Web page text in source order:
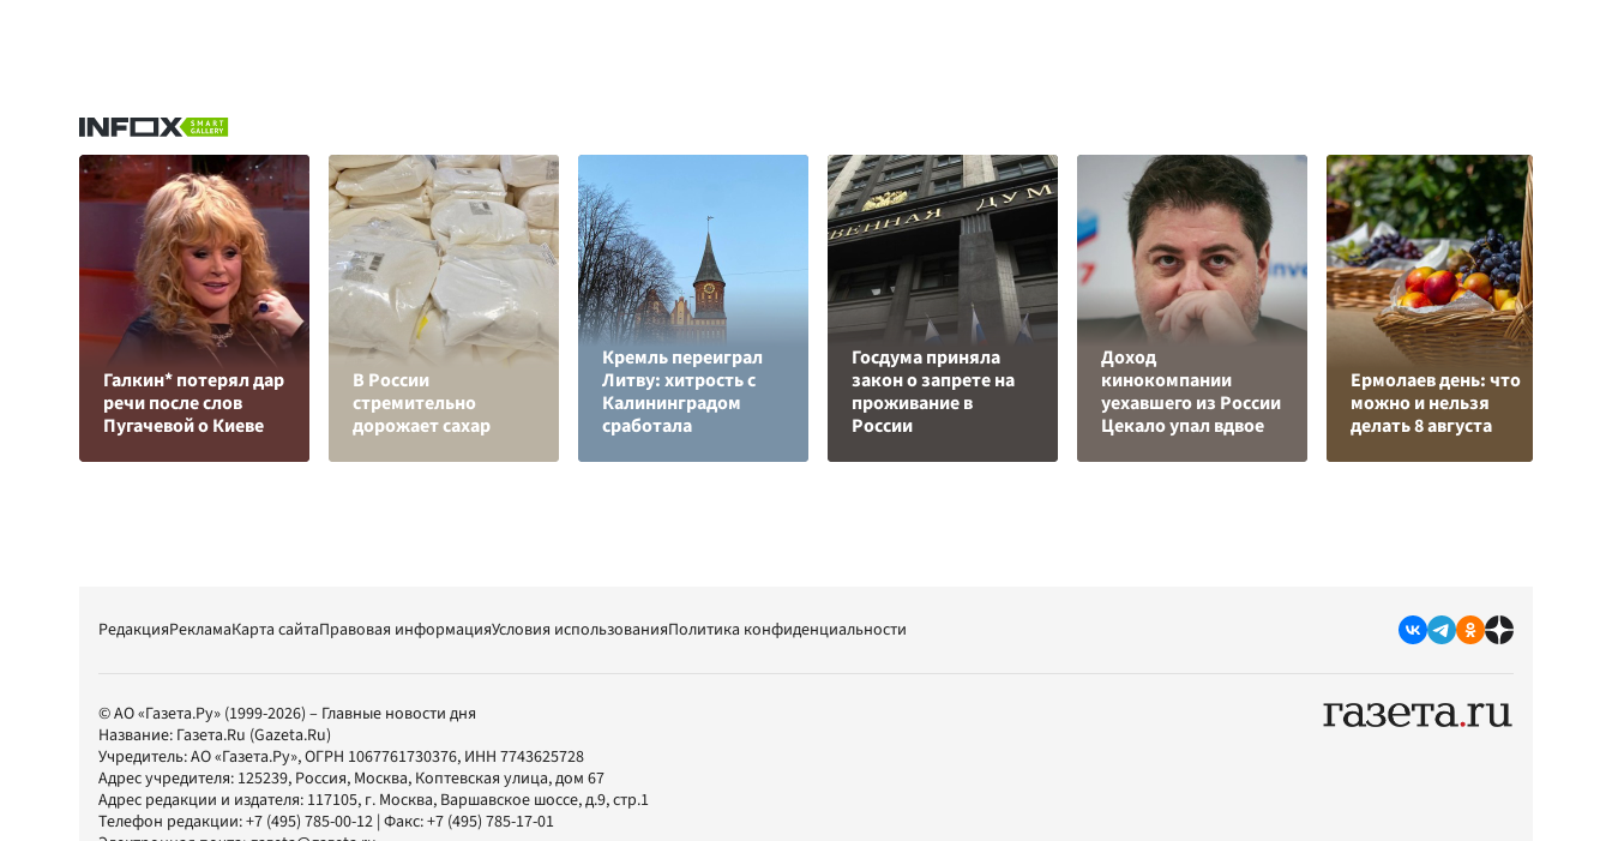
Галкин* потерял дар
речи после слов
Пугачевой о Киеве
В России
стремительно
дорожает сахар
Кремль переиграл
Литву: хитрость с
Калининградом
сработала
Госдума приняла
закон о запрете на
проживание в
России
Доход
кинокомпании
уехавшего из России
Цекало упал вдвое
Ермолаев день: что
можно и нельзя
делать 8 августа
РедакцияРекламаКарта сайтаПравовая информацияУсловия использованияПолитика конфиденциальности
© АО «Газета.Ру» (1999-2026) – Главные новости дня
Название: Газета.Ru (Gazeta.Ru)
Учредитель:АО «Газета.Ру», ОГРН 1067761730376, ИНН 7743625728
Адрес учредителя: 125239, Россия, Москва, Коптевская улица, дом 67
Адрес редакции и издателя: 117105, г. Москва, Варшавское шоссе, д.9, стр.1
Телефон редакции:+7 (495) 785-00-12 | Факс:+7 (495) 785-17-01